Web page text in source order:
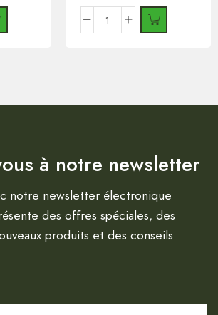
à notre newsletter
notre newsletter électronique
des offres spéciales, des
produits et des conseils